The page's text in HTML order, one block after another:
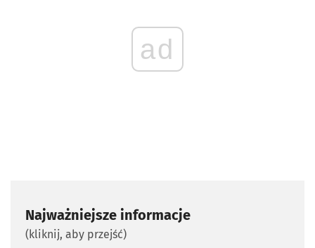
ad
Najważniejsze informacje
(kliknij, aby przejść)